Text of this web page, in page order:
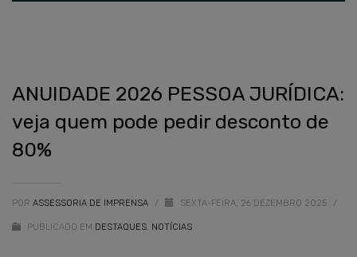
ANUIDADE 2026 PESSOA JURÍDICA:
veja quem pode pedir desconto de
80%
POR ASSESSORIA DE IMPRENSA / SEXTA-FEIRA, 26 DEZEMBRO 2025 /
PUBLICADO EM DESTAQUES, NOTÍCIAS